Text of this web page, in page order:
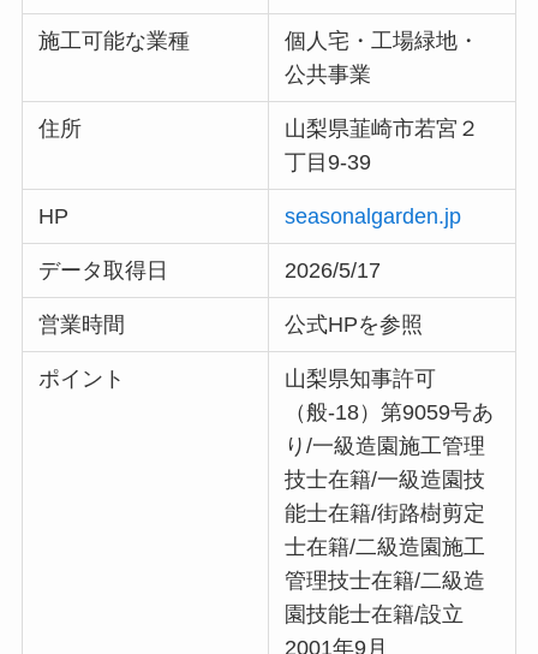
施工可能な業種
個人宅・工場緑地・
公共事業
住所
山梨県韮崎市若宮２
丁目9-39
HP seasonalgarden.jp
データ取得日 2026/5/17
営業時間 公式HPを参照
ポイント
山梨県知事許可
（般-18）第9059号あ
り/一級造園施工管理
技士在籍/一級造園技
能士在籍/街路樹剪定
士在籍/二級造園施工
管理技士在籍/二級造
園技能士在籍/設立
2001年9月